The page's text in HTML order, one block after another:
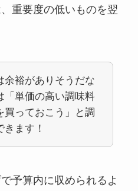
重要度の低いものを翌
余裕がありそうだな
「単価の高い調味料
買っておこう」と調
ます！
予算内に収められるよ